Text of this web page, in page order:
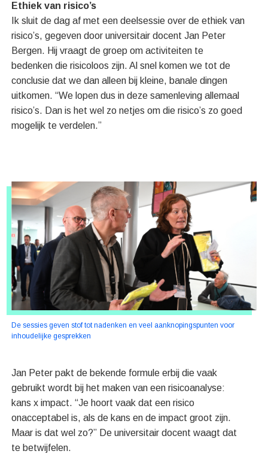
Ethiek van risico’s
Ik sluit de dag af met een deelsessie over de ethiek van
risico’s, gegeven door universitair docent Jan Peter
Bergen. Hij vraagt de groep om activiteiten te
bedenken die risicoloos zijn. Al snel komen we tot de
conclusie dat we dan alleen bij kleine, banale dingen
uitkomen. “We lopen dus in deze samenleving allemaal
risico’s. Dan is het wel zo netjes om die risico’s zo goed
mogelijk te verdelen.”
De sessies geven stof tot nadenken en veel aanknopingspunten voor
inhoudelijke gesprekken
Jan Peter pakt de bekende formule erbij die vaak
gebruikt wordt bij het maken van een risicoanalyse:
kans x impact. “Je hoort vaak dat een risico
onacceptabel is, als de kans en de impact groot zijn.
Maar is dat wel zo?” De universitair docent waagt dat
te betwijfelen.